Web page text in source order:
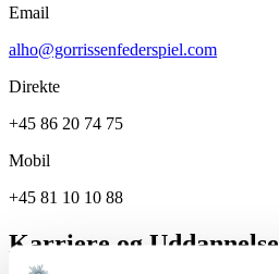
Email
alho@gorrissenfederspiel.com
Direkte
+45 86 20 74 75
Mobil
+45 81 10 10 88
Karriere og Uddannelse